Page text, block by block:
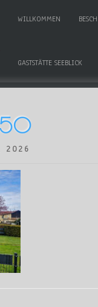
WILLKOMMEN
GASTSTÄTTE SEEBLICK